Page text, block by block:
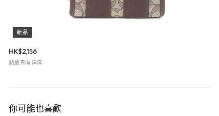
新品
HK$2,156
點擊查看詳情
你可能也喜歡